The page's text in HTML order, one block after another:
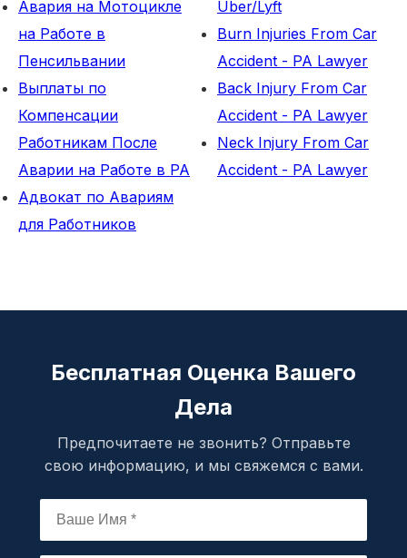
Авария на Мотоцикле
на Работе в
Пенсильвании
Выплаты по
Компенсации
Работникам После
Аварии на Работе в PA
Адвокат по Авариям
для Работников
Uber/Lyft
Burn Injuries From Car
Accident - PA Lawyer
Back Injury From Car
Accident - PA Lawyer
Neck Injury From Car
Accident - PA Lawyer
Бесплатная Оценка Вашего
Дела
Предпочитаете не звонить? Отправьте
свою информацию, и мы свяжемся с вами.